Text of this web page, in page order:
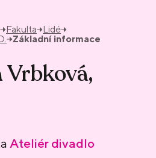
Fakulta
Lidé
Základní informace
Ateliér divadlo